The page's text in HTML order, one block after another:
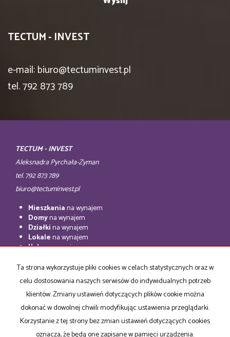
TECTUM - INVEST
e-mail: biuro@tectuminvest.pl
tel. 792 873 789
TECTUM - INVEST
Aleksnadra Pyrchała-Zyman
tel. 792 873 789
biuro@tectuminvest.pl
Mieszkaniana wynajem
Domyna wynajem
Działkina wynajem
Lokalena wynajem
Halena wynajem
Mieszkania
na sprzedaż
Domyna sprzedaż
Działkina sprzedaż
Lokalena sprzedaż
Halena sprzedaż
Obiektyna sprzedaż
Ta strona wykorzystuje pliki cookies w celach statystycznych oraz w
celu dostosowania naszych serwisów do indywidualnych potrzeb
klientów. Zmiany ustawień dotyczących plików cookie można
dokonać w dowolnej chwili modyfikując ustawienia przeglądarki.
Korzystanie z tej strony bez zmian ustawień dotyczących cookies